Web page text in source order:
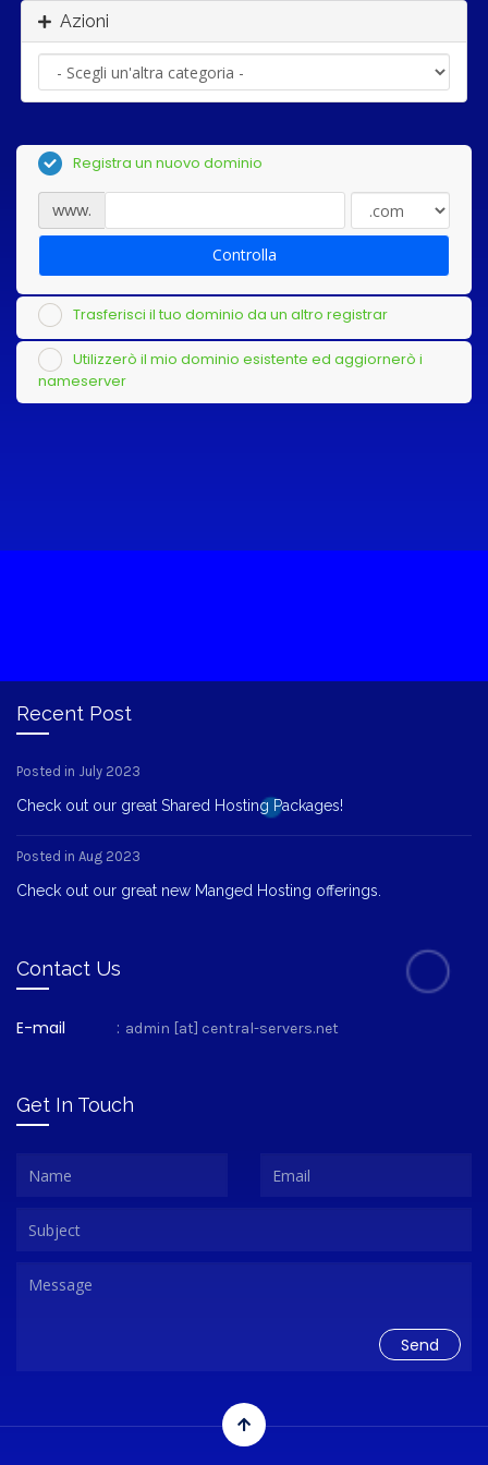
Azioni
Registra un nuovo dominio
www.
Controlla
Trasferisci il tuo dominio da un altro registrar
Utilizzerò il mio dominio esistente ed aggiornerò i
nameserver
Recent Post
Posted in July 2023
Check out our great Shared Hosting Packages!
Posted in Aug 2023
Check out our great new Manged Hosting offerings.
Contact Us
E-mail : admin [at] central-servers.net
Get In Touch